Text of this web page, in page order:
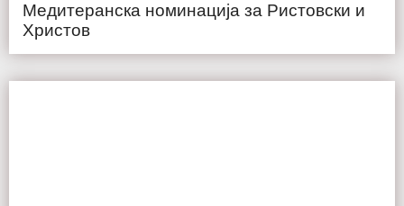
Медитеранска номинација за Ристовски и
Христов